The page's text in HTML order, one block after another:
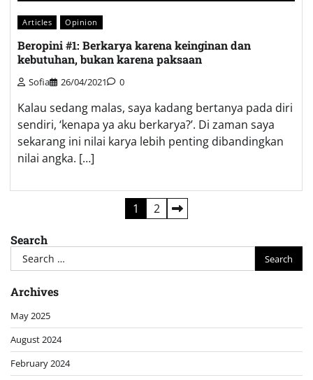
Articles Opinion
Beropini #1: Berkarya karena keinginan dan
kebutuhan, bukan karena paksaan
Sofia 26/04/2021 0
Kalau sedang malas, saya kadang bertanya pada diri
sendiri, ‘kenapa ya aku berkarya?’. Di zaman saya
sekarang ini nilai karya lebih penting dibandingkan
nilai angka. […]
pagination
1 2
Search
Search
for:
Archives
May 2025
August 2024
February 2024